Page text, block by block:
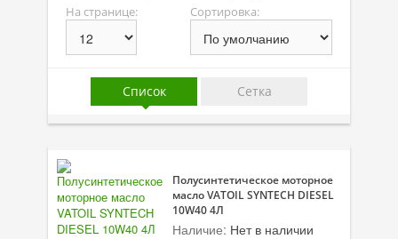
Линейка масел Special Tec
Линейка масел Optimal
Присадки
Присадки в масло
Присадки в топливо
Автокосметика
На странице:
Сортировка:
Список Сетка
Полусинтетическое моторное
масло VATOIL SYNTECH DIESEL
10W40 4Л
Наличие: Нет в наличии